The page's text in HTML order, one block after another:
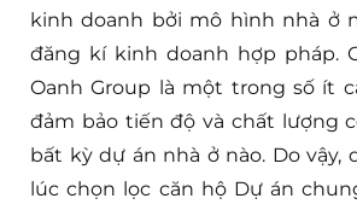
kinh doanh bởi mô hình nhà ở
đăng kí kinh doanh hợp pháp.
Oanh Group là một trong số ít
đảm bảo tiến độ và chất lượng
bất kỳ dự án nhà ở nào. Do vậy,
lúc chọn lọc căn hộ Dự án